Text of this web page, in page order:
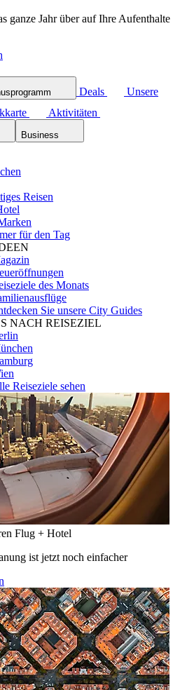
ganze Jahr über auf Ihre Aufenthalte
Deals
Unsere
Aktivitäten
Business
Reisen
für den Tag
des Monats
Sie unsere City Guides
NACH REISEZIEL
Reiseziele sehen
Flug + Hotel
ist jetzt noch einfacher